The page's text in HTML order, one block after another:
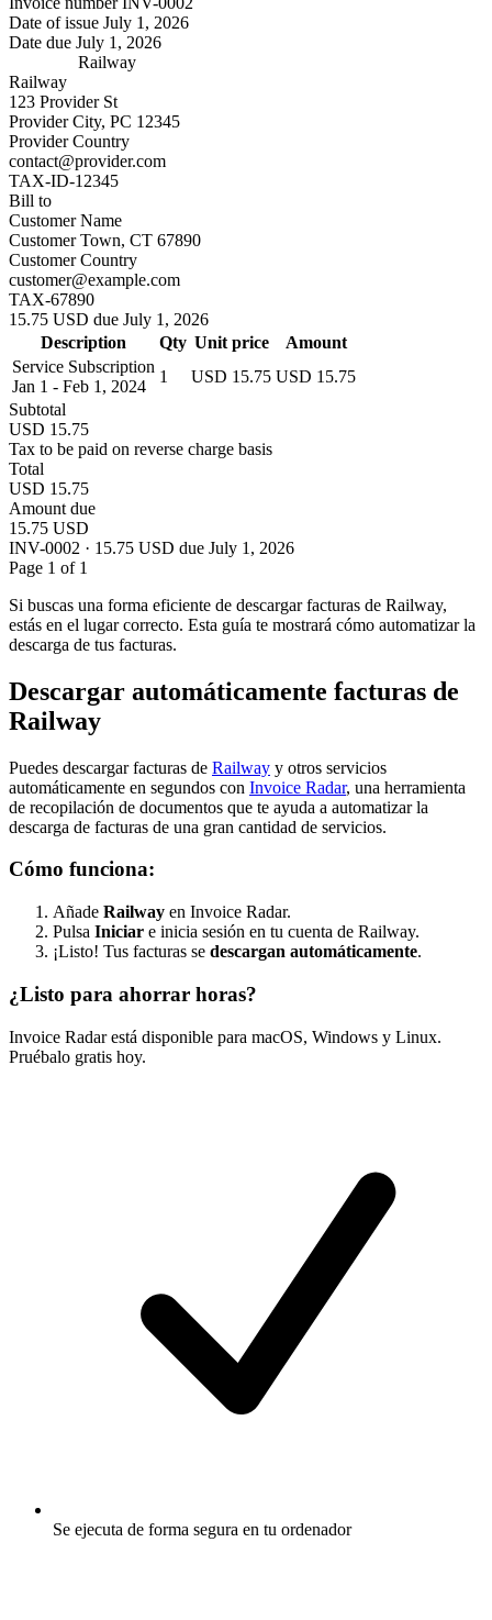
Date of issue July 1, 2026
Date due July 1, 2026
Railway
Railway
123 Provider St
Provider City, PC 12345
Provider Country
contact@provider.com
TAX-ID-12345
Bill to
Customer Name
Customer Town, CT 67890
Customer Country
customer@example.com
TAX-67890
15.75 USD due July 1, 2026
Description
Qty Unit price
Amount
Service Subscription
Jan 1 - Feb 1, 2024
1 USD 15.75 USD 15.75
Subtotal
USD 15.75
Tax to be paid on reverse charge basis
Total
USD 15.75
Amount due
15.75 USD
INV-0002 · 15.75 USD due July 1, 2026
Page 1 of 1
Si buscas una forma eficiente de descargar facturas de Railway,
estás en el lugar correcto. Esta guía te mostrará cómo automatizar la
descarga de tus facturas.
Descargar automáticamente facturas de
Railway
Puedes descargar facturas de Railway y otros servicios
automáticamente en segundos con Invoice Radar, una herramienta
de recopilación de documentos que te ayuda a automatizar la
descarga de facturas de una gran cantidad de servicios.
Cómo funciona:
Añade Railway en Invoice Radar.
Pulsa Iniciar e inicia sesión en tu cuenta de Railway.
¡Listo! Tus facturas se descargan automáticamente.
¿Listo para ahorrar horas?
Invoice Radar está disponible para macOS, Windows y Linux.
Pruébalo gratis hoy.
Se ejecuta de forma segura en tu ordenador